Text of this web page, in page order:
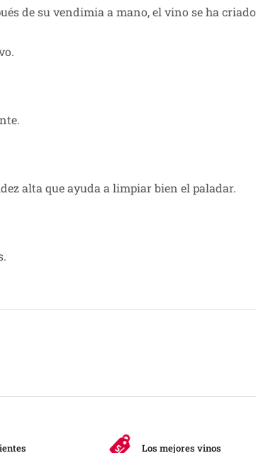
de su vendimia a mano, el vino se ha
alta que ayuda a limpiar bien el paladar.
Los mejores vinos